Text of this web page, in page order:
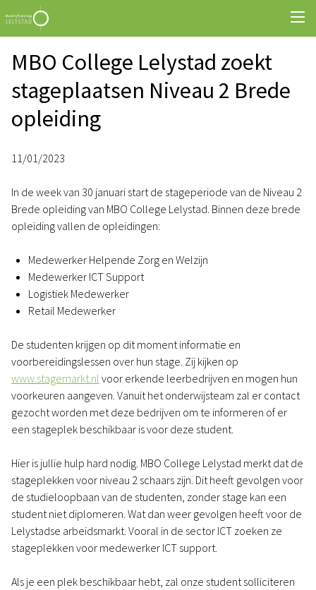
MBO College Lelystad zoekt
stageplaatsen Niveau 2 Brede
opleiding
11/01/2023
In de week van 30 januari start de stageperiode van de Niveau 2
Brede opleiding van MBO College Lelystad. Binnen deze brede
opleiding vallen de opleidingen:
Medewerker Helpende Zorg en Welzijn
Medewerker ICT Support
Logistiek Medewerker
Retail Medewerker
De studenten krijgen op dit moment informatie en
voorbereidingslessen over hun stage. Zij kijken op
www.stagemarkt.nl voor erkende leerbedrijven en mogen hun
voorkeuren aangeven. Vanuit het onderwijsteam zal er contact
gezocht worden met deze bedrijven om te informeren of er
een stageplek beschikbaar is voor deze student.
Hier is jullie hulp hard nodig. MBO College Lelystad merkt dat de
stageplekken voor niveau 2 schaars zijn. Dit heeft gevolgen voor
de studieloopbaan van de studenten, zonder stage kan een
student niet diplomeren. Wat dan weer gevolgen heeft voor de
Lelystadse arbeidsmarkt. Vooral in de sector ICT zoeken ze
stageplekken voor medewerker ICT support.
Als je een plek beschikbaar hebt, zal onze student solliciteren